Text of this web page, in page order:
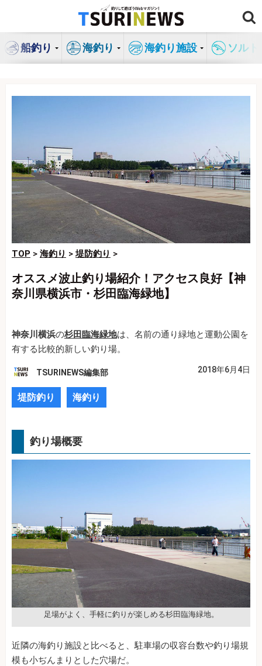
ン
船釣り 海釣り 海釣り施設 ソル
TOP > 海釣り >堤防釣り >
オススメ波止釣り場紹介！アクセス良好【神
奈川県横浜市・杉田臨海緑地】
神奈川横浜の杉田臨海緑地は、名前の通り緑地と運動公園を
有する比較的新しい釣り場。
TSURINEWS編集部 2018年6月4日
堤防釣り 海釣り
釣り場概要
足場がよく、手軽に釣りが楽しめる杉田臨海緑地。
近隣の海釣り施設と比べると、駐車場の収容台数や釣り場規
模も小ぢんまりとした穴場だ。